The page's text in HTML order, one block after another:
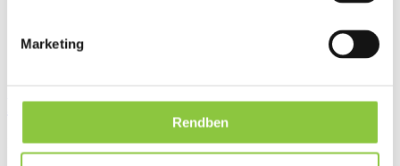
Marketing
Rendben
Betadine bőrfertőtlenítő oldat 30 ml
Bruttó fogyasztói ár: